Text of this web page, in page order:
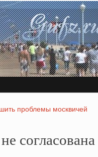
проблемы москвичей
согласована